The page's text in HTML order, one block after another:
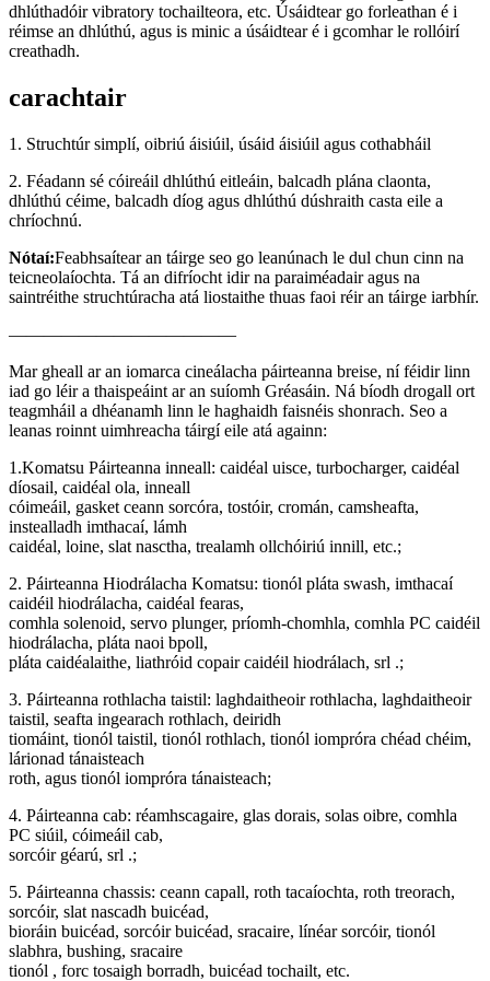
dhlúthadóir vibratory tochailteora, etc. Úsáidtear go forleathan é i
réimse an dhlúthú, agus is minic a úsáidtear é i gcomhar le rollóirí
creathadh.
carachtair
1. Struchtúr simplí, oibriú áisiúil, úsáid áisiúil agus cothabháil
2. Féadann sé cóireáil dhlúthú eitleáin, balcadh plána claonta,
dhlúthú céime, balcadh díog agus dhlúthú dúshraith casta eile a
chríochnú.
Nótaí:Feabhsaítear an táirge seo go leanúnach le dul chun cinn na
teicneolaíochta. Tá an difríocht idir na paraiméadair agus na
saintréithe struchtúracha atá liostaithe thuas faoi réir an táirge iarbhír.
—————————————
Mar gheall ar an iomarca cineálacha páirteanna breise, ní féidir linn
iad go léir a thaispeáint ar an suíomh Gréasáin. Ná bíodh drogall ort
teagmháil a dhéanamh linn le haghaidh faisnéis shonrach. Seo a
leanas roinnt uimhreacha táirgí eile atá againn:
1.Komatsu Páirteanna inneall: caidéal uisce, turbocharger, caidéal
díosail, caidéal ola, inneall
cóimeáil, gasket ceann sorcóra, tostóir, cromán, camsheafta,
instealladh imthacaí, lámh
caidéal, loine, slat nasctha, trealamh ollchóiriú innill, etc.;
2. Páirteanna Hiodrálacha Komatsu: tionól pláta swash, imthacaí
caidéil hiodrálacha, caidéal fearas,
comhla solenoid, servo plunger, príomh-chomhla, comhla PC caidéil
hiodrálacha, pláta naoi bpoll,
pláta caidéalaithe, liathróid copair caidéil hiodrálach, srl .;
3. Páirteanna rothlacha taistil: laghdaitheoir rothlacha, laghdaitheoir
taistil, seafta ingearach rothlach, deiridh
tiomáint, tionól taistil, tionól rothlach, tionól iompróra chéad chéim,
lárionad tánaisteach
roth, agus tionól iompróra tánaisteach;
4. Páirteanna cab: réamhscagaire, glas dorais, solas oibre, comhla
PC siúil, cóimeáil cab,
sorcóir géarú, srl .;
5. Páirteanna chassis: ceann capall, roth tacaíochta, roth treorach,
sorcóir, slat nascadh buicéad,
bioráin buicéad, sorcóir buicéad, sracaire, línéar sorcóir, tionól
slabhra, bushing, sracaire
tionól , forc tosaigh borradh, buicéad tochailt, etc.